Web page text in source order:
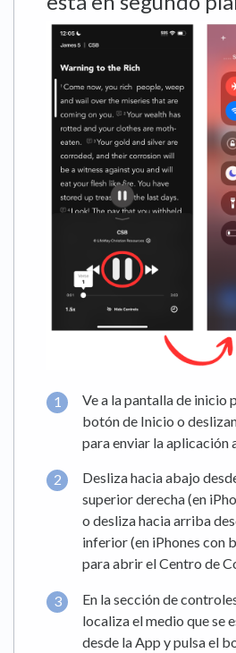
Ve a la pantalla de inicio
botón de Inicio o
para enviar la aplicación
Desliza hacia abajo
superior derecha (en
o desliza hacia arriba
inferior (en iPhones con
para abrir el Centro de
En la sección de
localiza el medio que se
desde la App y pulsa el